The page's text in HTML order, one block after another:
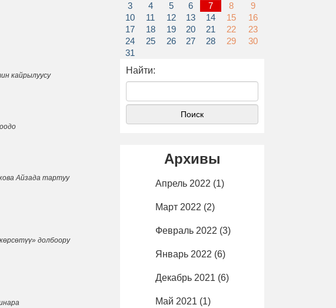
кайрылуусу
Айзада тартуу
долбоору
3
4 5 6 7 8
9
10
11 12 13 14 15
16
17
18 19 20 21 22
23
24
25 26 27 28 29
30
31
Найти:
Архивы
Апрель 2022 (1)
Март 2022 (2)
Февраль 2022 (3)
Январь 2022 (6)
Декабрь 2021 (6)
Май 2021 (1)